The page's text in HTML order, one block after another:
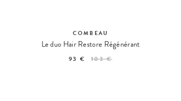
COMBEAU
Le duo Hair Restore Régénérant
93 € 103 €